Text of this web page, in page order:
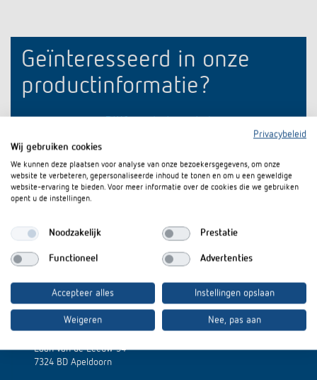
Geïnteresseerd in onze
productinformatie?
Theben Nederland B.V.
Laan van de Leeuw 34
7324 BD Apeldoorn
Privacybeleid
Wij gebruiken cookies
We kunnen deze plaatsen voor analyse van onze bezoekersgegevens, om onze
website te verbeteren, gepersonaliseerde inhoud te tonen en om u een geweldige
website-ervaring te bieden. Voor meer informatie over de cookies die we gebruiken
opent u de instellingen.
Noodzakelijk Prestatie
Functioneel Advertenties
Accepteer alles Instellingen opslaan
Weigeren Nee, pas aan